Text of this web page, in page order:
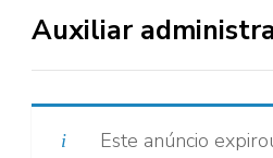
Auxiliar
Este anúncio